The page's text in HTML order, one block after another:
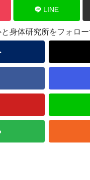
LINE
身体研究所をフォロー